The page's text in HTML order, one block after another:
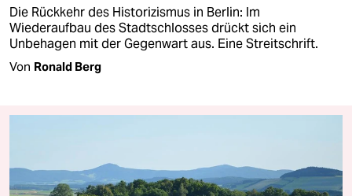
Die Rückkehr des Historizismus in Berlin: Im
Wiederaufbau des Stadtschlosses drückt sich ein
Unbehagen mit der Gegenwart aus. Eine Streitschrift.
Von Ronald Berg